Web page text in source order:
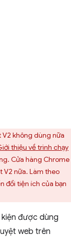
V2 không dùng nữa
thiệu về trình chạy
Cửa hàng Chrome
V2 nữa. Làm theo
đổi tiện ích của bạn
được dùng
web trên